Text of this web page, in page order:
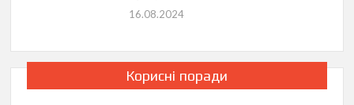
16.08.2024
Корисні поради